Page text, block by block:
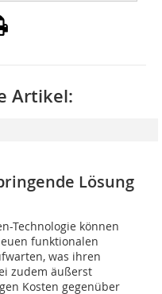
Artikel:
Lösung
Technologie können
funktionalen
was ihren
zudem äußerst
Kosten gegenüber